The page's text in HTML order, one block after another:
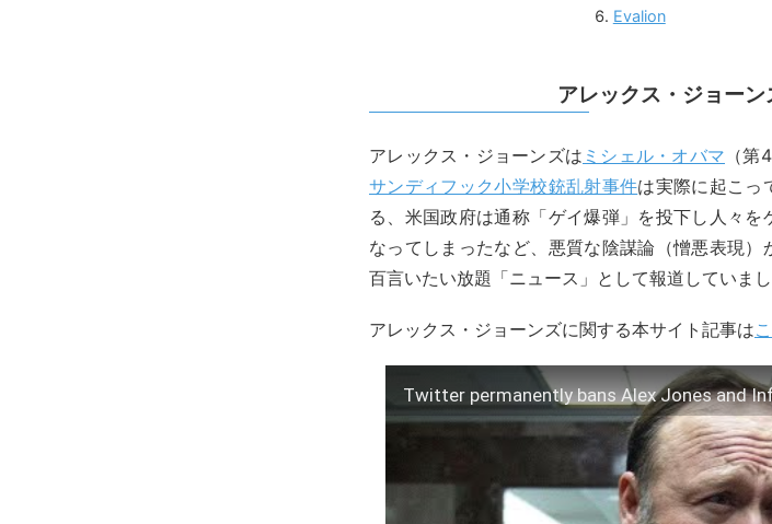
Evalion
アレックス・ジョー
アレックス・ジョーンズは ミシェル・オバマ （第
サンディフック小学校銃乱射事件は実際に起こっ
る、米国政府は通称「ゲイ爆弾」を投下し人々
なってしまったなど、悪質な陰謀論（憎悪表現
百言いたい放題「ニュース」として報道していまし
アレックス・ジョーンズに関する本サイト記事は
Twitter permanently bans Alex Jones and